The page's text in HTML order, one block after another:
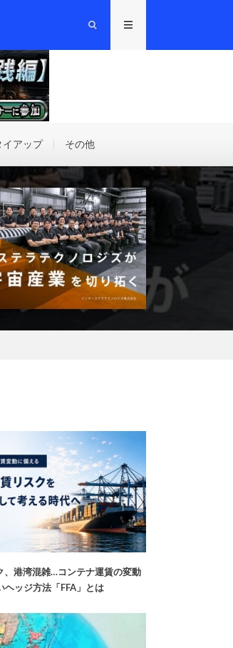
イアップ その他
、港湾混雑…コンテナ運賃の変動
ヘッジ方法「FFA」とは